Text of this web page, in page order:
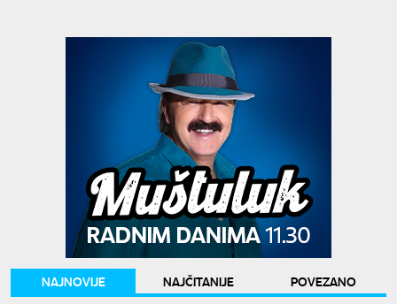
NAJNOVIJE NAJČITANIJE
POVEZANO